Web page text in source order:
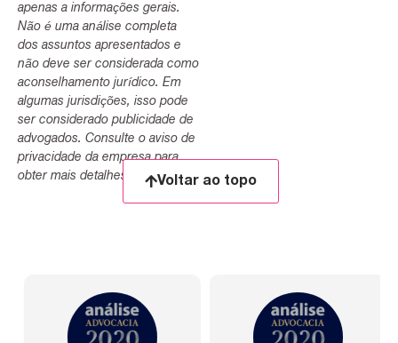
apenas a informações gerais.
Não é uma análise completa
dos assuntos apresentados e
não deve ser considerada como
aconselhamento jurídico. Em
algumas jurisdições, isso pode
ser considerado publicidade de
advogados. Consulte o aviso de
privacidade da empresa para
obter mais detalhes.
Voltar ao topo